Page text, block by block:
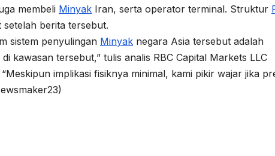
membeli Minyak Iran, serta operator terminal. Struktur
berita tersebut.
sistem penyulingan Minyak negara Asia tersebut adalah
kawasan tersebut,” tulis analis RBC Capital Markets LLC
implikasi fisiknya minimal, kami pikir wajar jika